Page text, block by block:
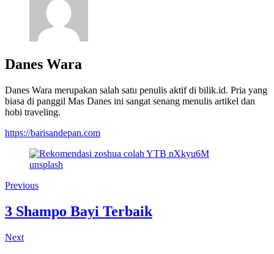
Danes Wara
Danes Wara merupakan salah satu penulis aktif di bilik.id. Pria yang
biasa di panggil Mas Danes ini sangat senang menulis artikel dan
hobi traveling.
https://barisandepan.com
Previous
3 Shampo Bayi Terbaik
Next